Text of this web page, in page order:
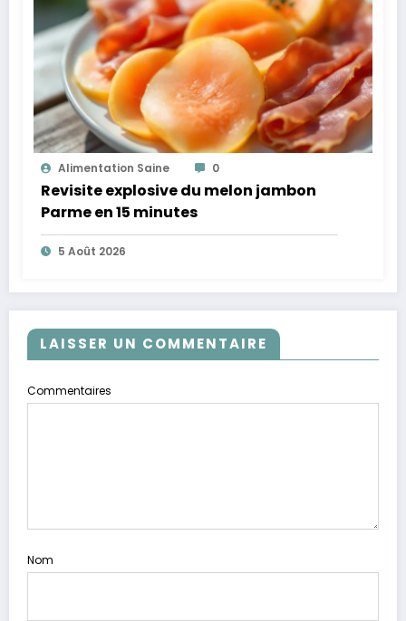
Alimentation Saine 0
Revisite explosive du melon jambon
Parme en 15 minutes
5 Août 2026
LAISSER UN COMMENTAIRE
Commentaires
Nom